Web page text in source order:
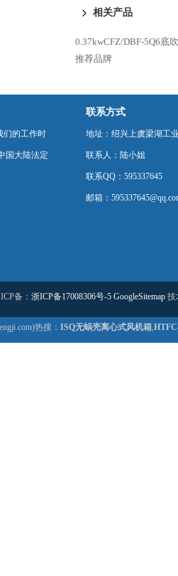
相关产品
0.37kwCFZ/DBF-5Q6底
推荐品牌
们的工作时
国大陆法定
联系方式
地址：绍兴上虞梁湖工
联系人：陆小姐
联系QQ：595337645
邮箱：
备： 浙ICP备17008306号-5 GoogleSitemap 技
热搜： ISQ无蜗壳离心式风机箱,